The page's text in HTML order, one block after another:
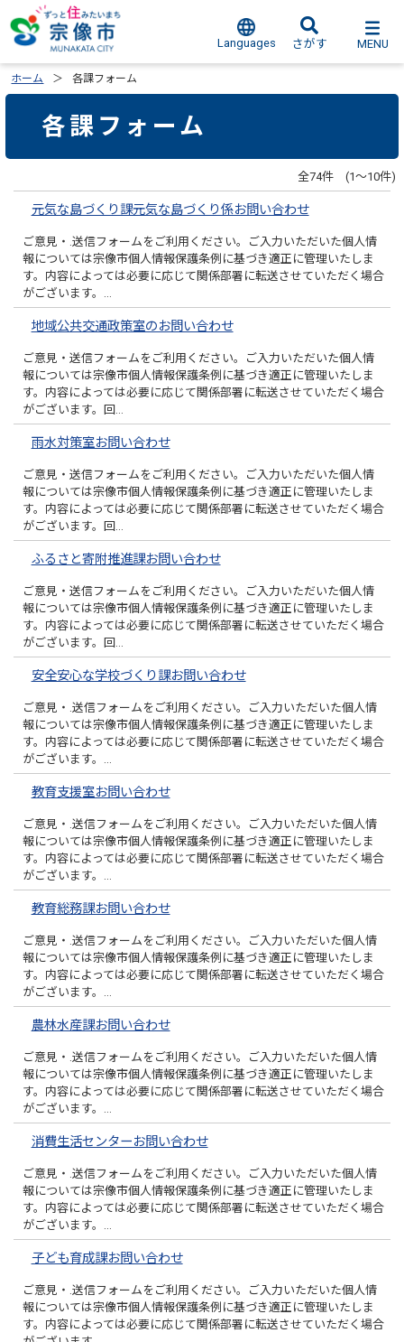
Languages さがす MENU
ホーム 各課フォーム
各課フォーム
全74件 (1～10件)
元気な島づくり課元気な島づくり係お問い合わせ
ご意見・.送信フォームをご利用ください。ご入力いただいた個人情
報については宗像市個人情報保護条例に基づき適正に管理いたしま
す。内容によっては必要に応じて関係部署に転送させていただく場合
がございます。…
地域公共交通政策室のお問い合わせ
ご意見・送信フォームをご利用ください。ご入力いただいた個人情
報については宗像市個人情報保護条例に基づき適正に管理いたしま
す。内容によっては必要に応じて関係部署に転送させていただく場合
がございます。回…
雨水対策室お問い合わせ
ご意見・送信フォームをご利用ください。ご入力いただいた個人情
報については宗像市個人情報保護条例に基づき適正に管理いたしま
す。内容によっては必要に応じて関係部署に転送させていただく場合
がございます。回…
ふるさと寄附推進課お問い合わせ
ご意見・送信フォームをご利用ください。ご入力いただいた個人情
報については宗像市個人情報保護条例に基づき適正に管理いたしま
す。内容によっては必要に応じて関係部署に転送させていただく場合
がございます。回…
安全安心な学校づくり課お問い合わせ
ご意見・.送信フォームをご利用ください。ご入力いただいた個人情
報については宗像市個人情報保護条例に基づき適正に管理いたしま
す。内容によっては必要に応じて関係部署に転送させていただく場合
がございます。…
教育支援室お問い合わせ
ご意見・.送信フォームをご利用ください。ご入力いただいた個人情
報については宗像市個人情報保護条例に基づき適正に管理いたしま
す。内容によっては必要に応じて関係部署に転送させていただく場合
がございます。…
教育総務課お問い合わせ
ご意見・.送信フォームをご利用ください。ご入力いただいた個人情
報については宗像市個人情報保護条例に基づき適正に管理いたしま
す。内容によっては必要に応じて関係部署に転送させていただく場合
がございます。…
農林水産課お問い合わせ
ご意見・.送信フォームをご利用ください。ご入力いただいた個人情
報については宗像市個人情報保護条例に基づき適正に管理いたしま
す。内容によっては必要に応じて関係部署に転送させていただく場合
がございます。…
消費生活センターお問い合わせ
ご意見・.送信フォームをご利用ください。ご入力いただいた個人情
報については宗像市個人情報保護条例に基づき適正に管理いたしま
す。内容によっては必要に応じて関係部署に転送させていただく場合
がございます。…
子ども育成課お問い合わせ
ご意見・.送信フォームをご利用ください。ご入力いただいた個人情
報については宗像市個人情報保護条例に基づき適正に管理いたしま
す。内容によっては必要に応じて関係部署に転送させていただく場合